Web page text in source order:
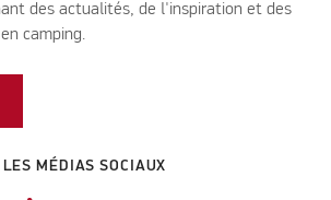
des actualités, de l'inspiration et des
camping.
MÉDIAS SOCIAUX